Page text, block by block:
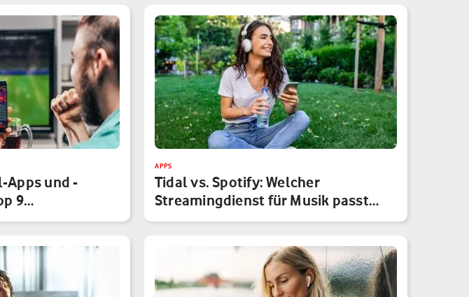
Apps und -
9
APPS
Tidal vs. Spotify: Welcher
Streamingdienst für Musik passt
besser…